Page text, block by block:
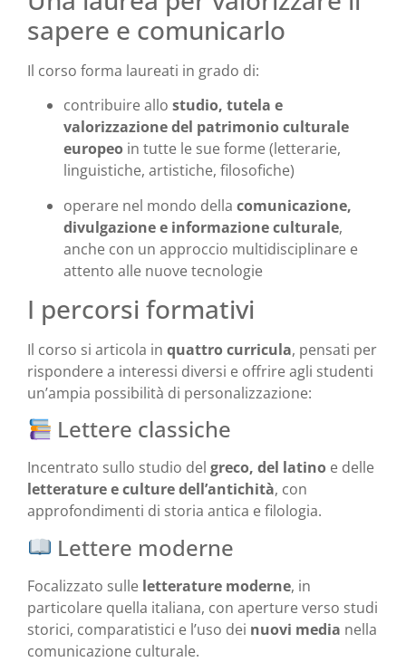
sapere e comunicarlo
Il corso forma laureati in grado di:
contribuire allo studio, tutela e
valorizzazione del patrimonio culturale
europeo in tutte le sue forme (letterarie,
linguistiche, artistiche, filosofiche)
operare nel mondo della comunicazione,
divulgazione e informazione culturale,
anche con un approccio multidisciplinare e
attento alle nuove tecnologie
I percorsi formativi
Il corso si articola in quattro curricula, pensati per
rispondere a interessi diversi e offrire agli studenti
un’ampia possibilità di personalizzazione:
Lettere classiche
Incentrato sullo studio del greco, del latino e delle
letterature e culture dell’antichità, con
approfondimenti di storia antica e filologia.
Lettere moderne
Focalizzato sulle letterature moderne, in
particolare quella italiana, con aperture verso studi
storici, comparatistici e l’uso dei nuovi media nella
comunicazione culturale.